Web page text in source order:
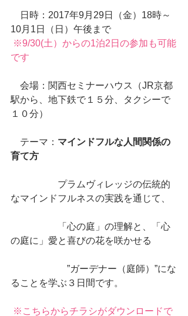
日時：2017年9月29日（金）18時～
10月1日（日）午後まで
※9/30(土）からの1泊2日の参加も可能
です
会場：関西セミナーハウス（JR京都
駅から、地下鉄で１５分、タクシーで
１０分）
テーマ： マインドフルな人間関係の
育て方
プラムヴィレッジの伝統的
なマインドフルネスの実践を通じて、
「心の庭」の理解と、「心
の庭に」愛と喜びの花を咲かせる
”ガーデナー（庭師）”にな
ることを学ぶ３日間です。
※こちらからチラシがダウンロードで